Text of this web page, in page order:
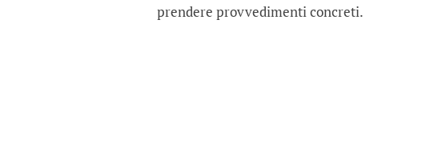
prendere provvedimenti concreti.